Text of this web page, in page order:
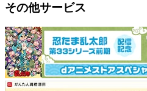
その他サービス